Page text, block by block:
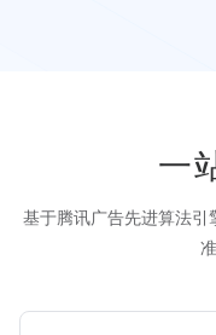
一
基于腾讯广告先进算法引